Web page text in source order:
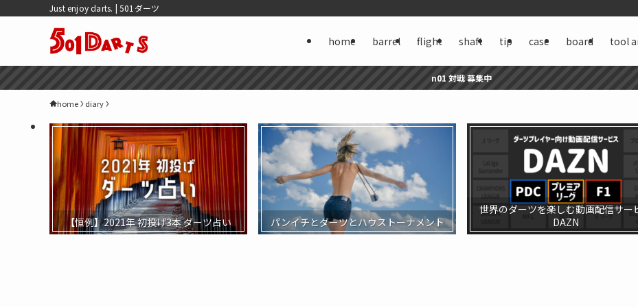
Just enjoy darts. | 501ダーツ
home barrel flight shaft tip case board tool
n01 対戦 募集中
home diary
【恒例】2021年 初投げ3本 ダーツ占い パンイチとダーツとハウストーナメント
世界のダーツを楽しむ動画配信サー
DAZN